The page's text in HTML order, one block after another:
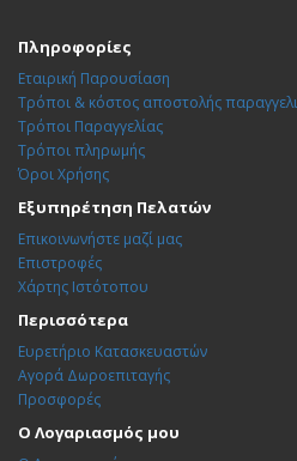
Πληροφορίες
Εταιρική Παρουσίαση
Τρόποι & κόστος αποστολής
Τρόποι Παραγγελίας
Τρόποι πληρωμής
Όροι Χρήσης
Εξυπηρέτηση Πελατών
Επικοινωνήστε μαζί μας
Επιστροφές
Χάρτης Ιστότοπου
Περισσότερα
Ευρετήριο Κατασκευαστών
Αγορά Δωροεπιταγής
Προσφορές
Ο Λογαριασμός μου